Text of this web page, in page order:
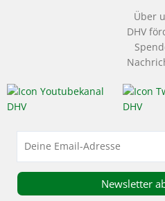
Über
DHV